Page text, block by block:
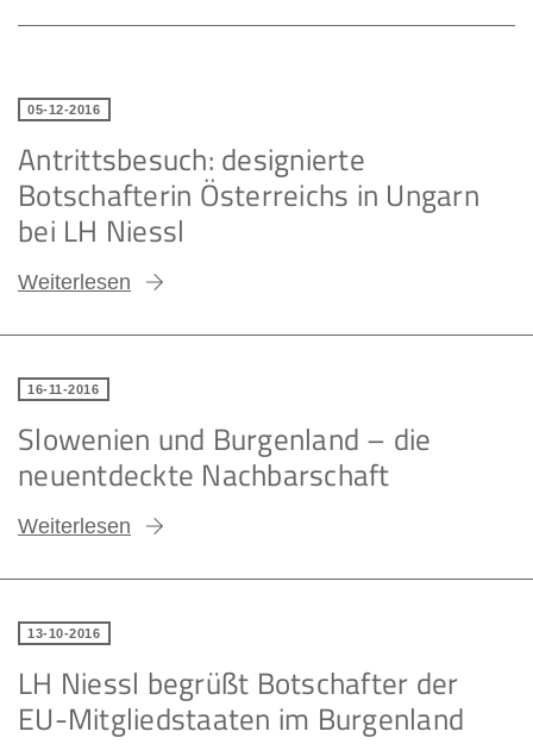
05-12-2016
Antrittsbesuch: designierte
Botschafterin Österreichs in Ungarn
bei LH Niessl
Weiterlesen
16-11-2016
Slowenien und Burgenland – die
neuentdeckte Nachbarschaft
Weiterlesen
13-10-2016
LH Niessl begrüßt Botschafter der
EU-Mitgliedstaaten im Burgenland